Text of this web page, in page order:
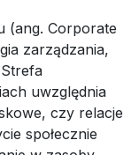
(ang. Corporate
zarządzania,
uwzględnia
czy relacje
społecznie